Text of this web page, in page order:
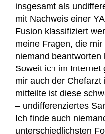
insgesamt als
mit Nachweis einer
Fusion klassifiziert
meine Fragen, die mir
niemand beantworten
Soweit ich im Internet
mir auch der Chefarzt
mitteilte ist diese
– undifferenziertes
Ich finde auch
unterschiedlichsten